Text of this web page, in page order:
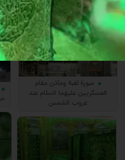
صورة لقبة ومآذن مقام
العسكريين عليهما السلام عند
غروب الشمس